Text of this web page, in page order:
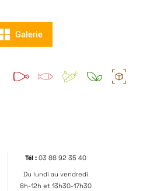
Galerie
Tél : 03 88 92 35 40
Du lundi au vendredi
8h-12h et 13h30-17h30